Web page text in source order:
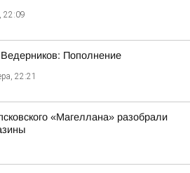
22:09
Пополнение
22:21
«Магеллана» разобрали